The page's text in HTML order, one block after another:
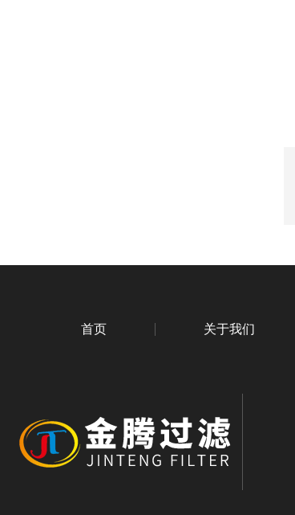
首页 关于我们